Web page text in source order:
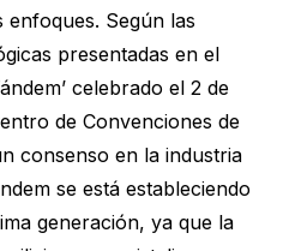
Según las
presentadas en el
celebrado el 2 de
de Convenciones de
consenso en la industria
se está estableciendo
generación, ya que la